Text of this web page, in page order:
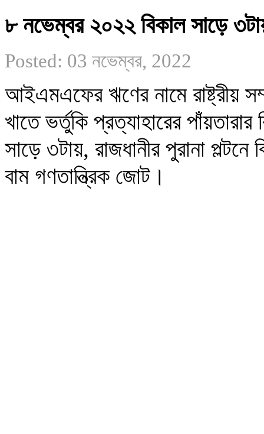
৮ নভেম্বর ২০২২ বিকাল সাড়ে
Posted: 03 নভেম্বর, 2022
আইএমএফের ঋণের নামে রাষ্ট্রীয়
খাতে ভর্তুকি প্রত্যাহারের
সাড়ে ৩টায়, রাজধানীর পুরানা
বাম গণতান্ত্রিক জোট।